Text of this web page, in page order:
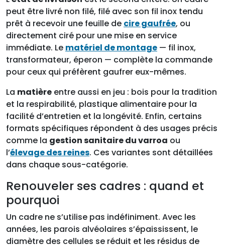
peut être livré non filé, filé avec son fil inox tendu
prêt à recevoir une feuille de cire gaufrée, ou
directement ciré pour une mise en service
immédiate. Le matériel de montage — fil inox,
transformateur, éperon — complète la commande
pour ceux qui préfèrent gaufrer eux-mêmes.
La matière entre aussi en jeu : bois pour la tradition
et la respirabilité, plastique alimentaire pour la
facilité d’entretien et la longévité. Enfin, certains
formats spécifiques répondent à des usages précis
comme la gestion sanitaire du varroa ou
l’élevage des reines. Ces variantes sont détaillées
dans chaque sous-catégorie.
Renouveler ses cadres : quand et
pourquoi
Un cadre ne s’utilise pas indéfiniment. Avec les
années, les parois alvéolaires s’épaississent, le
diamètre des cellules se réduit et les résidus de